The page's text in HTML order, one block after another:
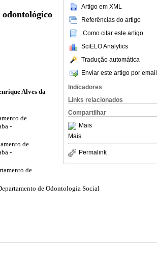
Artigo em XML
Referências do artigo
Como citar este artigo
SciELO Analytics
Tradução automática
Enviar este artigo por email
Indicadores
Links relacionados
Compartilhar
Mais
Mais
Permalink
odontológico
Alves da
de
-
de
-
de
de Odontologia Social